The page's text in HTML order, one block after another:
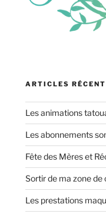
ARTICLES
Les animations
Les abonnements
Fête des Mères et
Sortir de ma zone de
Les prestations